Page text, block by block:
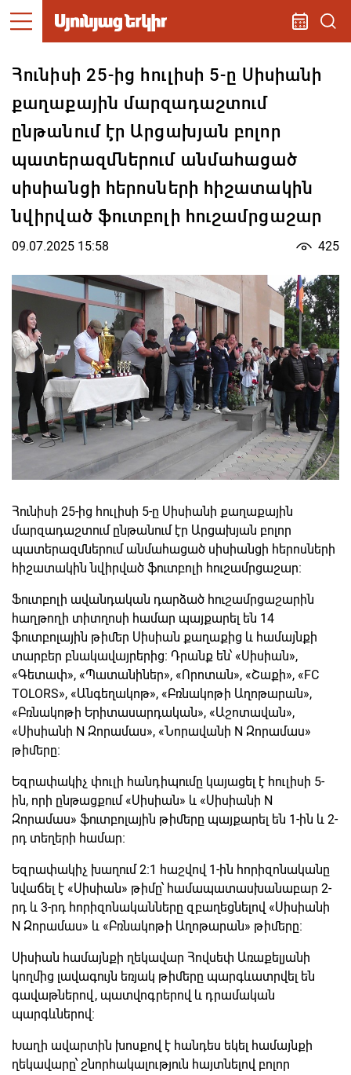
Հունիսի 25-ից հուլիսի 5-ը Սիսիանի
քաղաքային մարզադաշտում
ընթանում էր Արցախյան բոլոր
պատերազմներում անմահացած
սիսիանցի հերոսների հիշատակին
նվիրված ֆուտբոլի հուշամրցաշար
09.07.2025 15:58 425
Հունիսի 25-ից հուլիսի 5-ը Սիսիանի քաղաքային
մարզադաշտում ընթանում էր Արցախյան բոլոր
պատերազմներում անմահացած սիսիանցի հերոսների
հիշատակին նվիրված ֆուտբոլի հուշամրցաշար։
Ֆուտբոլի ավանդական դարձած հուշամրցաշարին
հաղթողի տիտղոսի համար պայքարել են 14
ֆուտբոլային թիմեր Սիսիան քաղաքից և համայնքի
տարբեր բնակավայրերից։ Դրանք են՝ «Սիսիան»,
«Գետափ», «Պատանիներ», «Որոտան», «Շաքի», «FC
TOLORS», «Անգեղակոթ», «Բռնակոթի Աղոթարան»,
«Բռնակոթի Երիտասարդական», «Աշոտավան»,
«Սիսիանի N Զորամաս», «Նորավանի N Զորամաս»
թիմերը։
Եզրափակիչ փուլի հանդիպումը կայացել է հուլիսի 5-
ին, որի ընթացքում «Սիսիան» և «Սիսիանի N
Զորամաս» ֆուտբոլային թիմերը պայքարել են 1-ին և 2-
րդ տեղերի համար։
Եզրափակիչ խաղում 2։1 հաշվով 1-ին հորիզոնականը
նվաճել է «Սիսիան» թիմը՝ համապատասխանաբար 2-
րդ և 3-րդ հորիզոնականները զբաղեցնելով «Սիսիանի
N Զորամաս» և «Բռնակոթի Աղոթարան» թիմերը։
Սիսիան համայնքի ղեկավար Հովսեփ Առաքելյանի
կողմից լավագույն եռյակ թիմերը պարգևատրվել են
գավաթներով, պատվոգրերով և դրամական
պարգևներով։
Խաղի ավարտին խոսքով է հանդես եկել համայնքի
ղեկավարը՝ շնորհակալություն հայտնելով բոլոր